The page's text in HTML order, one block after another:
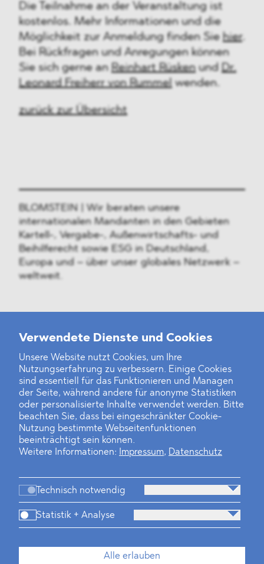
Verwendete Dienste und Cookies
Unsere Website nutzt Cookies, um Ihre
Nutzungserfahrung zu verbessern. Einige Cookies
sind essentiell für das Funktionieren und Managen
der Seite, während andere für anonyme Statistiken
oder personalisierte Inhalte verwendet werden. Bitte
beachten Sie, dass bei eingeschränkter Cookie-
Nutzung bestimmte Webseitenfunktionen
beeinträchtigt sein können.
Weitere Informationen:
Impressum, Datenschutz
Technisch notwendig
Statistik + Analyse
Alle erlauben
Die Teilnahme an der Veranstaltung ist
kostenlos. Mehr Informationen und die
Möglichkeit zur Anmeldung finden Sie hier.
Bei Rückfragen und Anregungen können
Sie sich gerne an Reinhart Rüskenund Dr.
Leonard Freiherr von Rummel wenden.
zurück zur Übersicht
BLOMSTEIN | Wir beraten unsere
internationalen Mandanten in den Gebieten
Kartell-, Vergabe-, Außenwirtschafts- und
Beihilferecht sowie ESG in Deutschland,
Europa und – über unser globales Netzwerk –
weltweit.
Weitere Neuigkeiten
Finanz- und Energiesektor im Visier
Private Dancer
Game Over?
Standorte